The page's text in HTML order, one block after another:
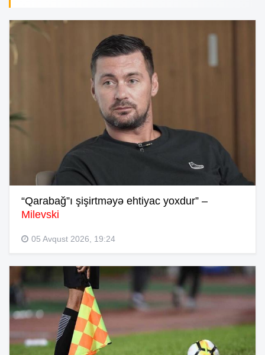
“Qarabağ”ı şişirtməyə ehtiyac yoxdur” –
Milevski
05 Avqust 2026, 19:24